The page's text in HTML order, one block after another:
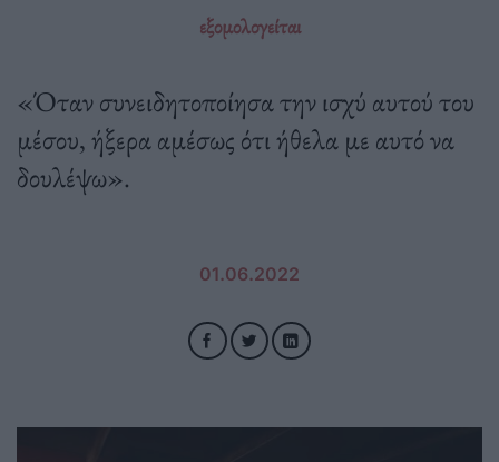
εξομολογείται
«Όταν συνειδητοποίησα την ισχύ αυτού του
μέσου, ήξερα αμέσως ότι ήθελα με αυτό να
δουλέψω».
01.06.2022